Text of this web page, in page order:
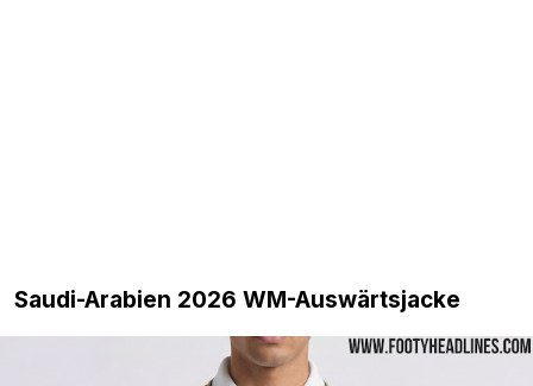
Saudi-Arabien 2026 WM-Auswärtsjacke